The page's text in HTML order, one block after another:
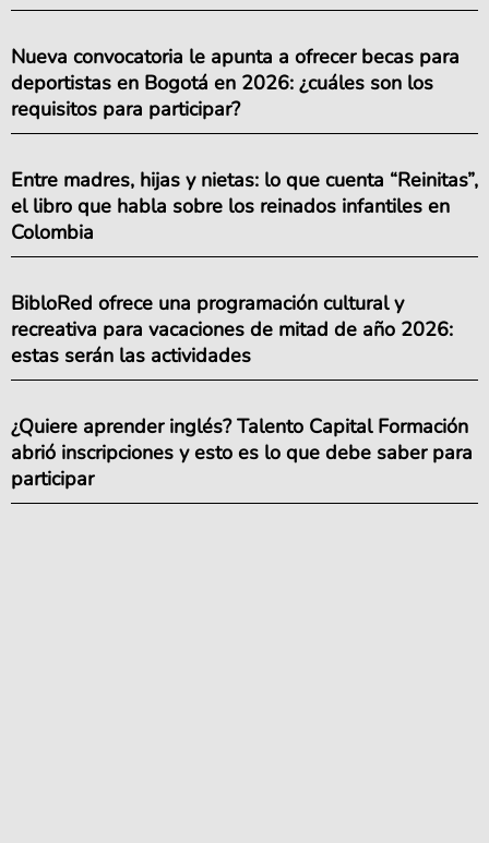
Nueva convocatoria le apunta a ofrecer becas para
deportistas en Bogotá en 2026: ¿cuáles son los
requisitos para participar?
Entre madres, hijas y nietas: lo que cuenta “Reinitas”,
el libro que habla sobre los reinados infantiles en
Colombia
BibloRed ofrece una programación cultural y
recreativa para vacaciones de mitad de año 2026:
estas serán las actividades
¿Quiere aprender inglés? Talento Capital Formación
abrió inscripciones y esto es lo que debe saber para
participar